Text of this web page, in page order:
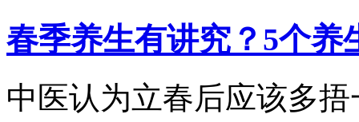
春季养生有讲究？5个养
中医认为立春后应该多